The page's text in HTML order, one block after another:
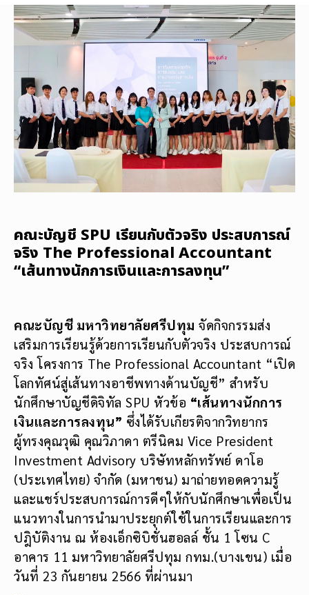
คณะบัญชี SPU เรียนกับตัวจริง ประสบการณ์
จริง The Professional Accountant
“เส้นทางนักการเงินและการลงทุน”
คณะบัญชี มหาวิทยาลัยศรีปทุม จัดกิจกรรมส่ง
เสริมการเรียนรู้ด้วยการเรียนกับตัวจริง ประสบการณ์
จริง โครงการ The Professional Accountant “เปิด
โลกทัศน์สู่เส้นทางอาชีพทางด้านบัญชี” สำหรับ
นักศึกษาบัญชีดิจิทัล SPU หัวข้อ “เส้นทางนักการ
เงินและการลงทุน” ซึ่งได้รับเกียรติจากวิทยากร
ผู้ทรงคุณวุฒิ คุณวิภาดา ตรีนิคม Vice President
Investment Advisory บริษัทหลักทรัพย์ ดาโอ
(ประเทศไทย) จำกัด (มหาชน) มาถ่ายทอดความรู้
และแชร์ประสบการณ์การดีๆให้กับนักศึกษาเพื่อเป็น
แนวทางในการนำมาประยุกต์ใช้ในการเรียนและการ
ปฎิบัติงาน ณ ห้องเอ็กซิบิชั่นฮอลล์ ชั้น 1 โซน C
อาคาร 11 มหาวิทยาลัยศรีปทุม กทม.(บางเขน) เมื่อ
วันที่ 23 กันยายน 2566 ที่ผ่านมา